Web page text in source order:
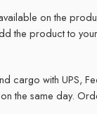
on the
the product to
cargo with UPS,
the same day.